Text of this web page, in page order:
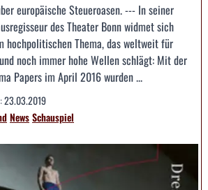
europäische Steueroasen. --- In seiner
des Theater Bonn widmet sich
hochpolitischen Thema, das weltweit für
noch immer hohe Wellen schlägt: Mit der
Papers im April 2016 wurden ...
23.03.2019
NewsSchauspiel